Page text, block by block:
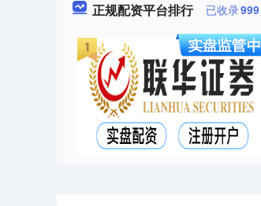
正规配资平台排行 已收录999